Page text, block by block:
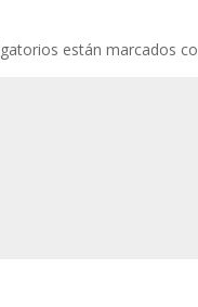
están marcados